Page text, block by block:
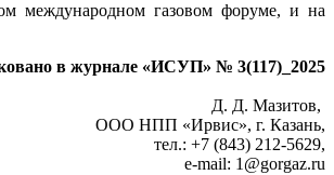
международном газовом форуме, и на
в журнале «ИСУП» № 3(117)_2025
Д. Д. Мазитов,
ООО НПП «Ирвис», г. Казань,
тел.: +7 (843) 212‑5629,
e‑mail: 1@gorgaz.ru